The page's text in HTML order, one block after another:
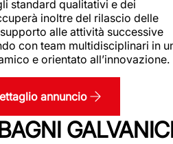
standard qualitativi e dei
inoltre del rilascio delle
alle attività successive
con team multidisciplinari in
e orientato all’innovazione.
annuncio